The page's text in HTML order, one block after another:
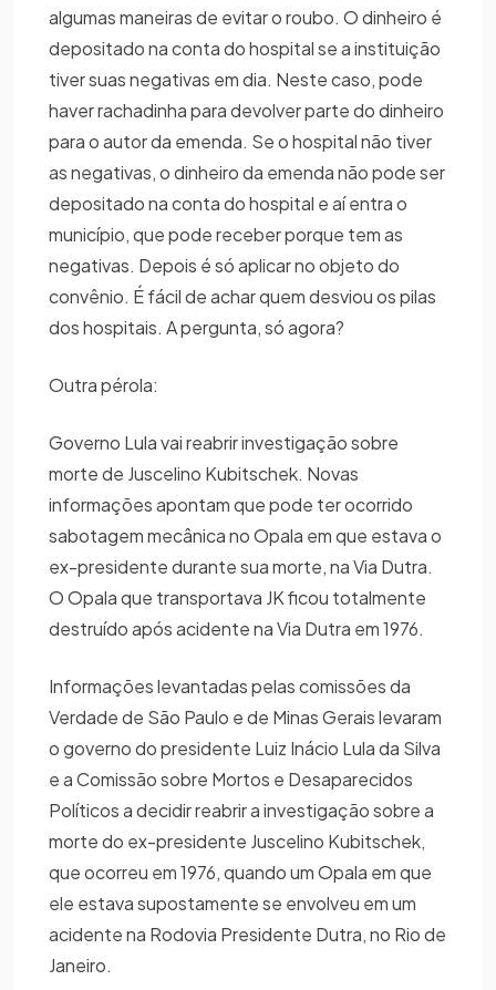
algumas maneiras de evitar o roubo. O dinheiro é
depositado na conta do hospital se a instituição
tiver suas negativas em dia. Neste caso, pode
haver rachadinha para devolver parte do dinheiro
para o autor da emenda. Se o hospital não tiver
as negativas, o dinheiro da emenda não pode ser
depositado na conta do hospital e aí entra o
município, que pode receber porque tem as
negativas. Depois é só aplicar no objeto do
convênio. É fácil de achar quem desviou os pilas
dos hospitais. A pergunta, só agora?
Outra pérola:
Governo Lula vai reabrir investigação sobre
morte de Juscelino Kubitschek. Novas
informações apontam que pode ter ocorrido
sabotagem mecânica no Opala em que estava o
ex-presidente durante sua morte, na Via Dutra.
O Opala que transportava JK ficou totalmente
destruído após acidente na Via Dutra em 1976.
Informações levantadas pelas comissões da
Verdade de São Paulo e de Minas Gerais levaram
o governo do presidente Luiz Inácio Lula da Silva
e a Comissão sobre Mortos e Desaparecidos
Políticos a decidir reabrir a investigação sobre a
morte do ex-presidente Juscelino Kubitschek,
que ocorreu em 1976, quando um Opala em que
ele estava supostamente se envolveu em um
acidente na Rodovia Presidente Dutra, no Rio de
Janeiro.